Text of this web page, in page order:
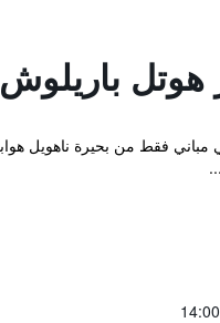
هوتل باريلوش
14:00